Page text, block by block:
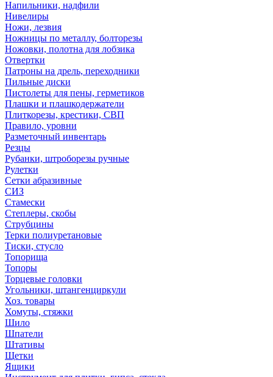
Напильники, надфили
Нивелиры
Ножи, лезвия
Ножницы по металлу, болторезы
Ножовки, полотна для лобзика
Отвертки
Патроны на дрель, переходники
Пильные диски
Пистолеты для пены, герметиков
Плашки и плашкодержатели
Плиткорезы, крестики, СВП
Правило, уровни
Разметочный инвентарь
Резцы
Рубанки, штроборезы ручные
Рулетки
Сетки абразивные
СИЗ
Стамески
Степлеры, скобы
Струбцины
Терки полиуретановые
Тиски, стусло
Топорища
Топоры
Торцевые головки
Угольники, штангенциркули
Хоз. товары
Хомуты, стяжки
Шило
Шпатели
Штативы
Щетки
Ящики